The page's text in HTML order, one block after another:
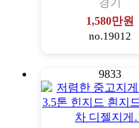
경기
1,580만원
no.19012
9833